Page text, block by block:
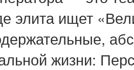
элита ищет
жизни: